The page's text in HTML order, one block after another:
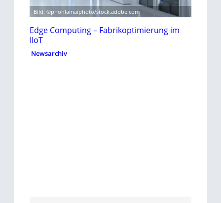
Bild: ©phonlamaiphoto/stock.adobe.com
Edge Computing – Fabrikoptimierung im
IIoT
Newsarchiv